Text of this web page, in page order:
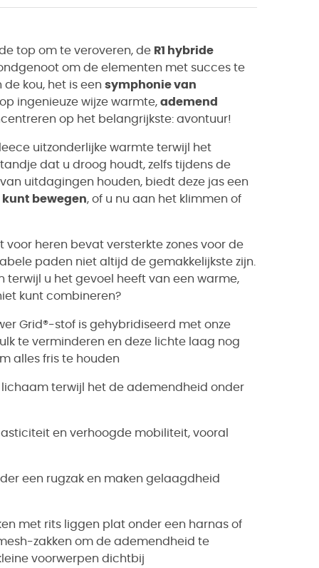
top om te veroveren, de R1 hybride
om de elementen met succes te
kou, het is een symphonie van
ingenieuze wijze warmte, ademend
op het belangrijkste: avontuur!
uitzonderlijke warmte terwijl het
dat u droog houdt, zelfs tijdens de
uitdagingen houden, biedt deze jas een
bewegen, of u nu aan het klimmen of
voor heren bevat versterkte zones voor de
paden niet altijd de gemakkelijkste zijn.
terwijl u het gevoel heeft van een warme,
kunt combineren?
Grid®-stof is gehybridiseerd met onze
te verminderen en deze lichte laag nog
alles fris te houden
terwijl het de ademendheid onder
en verhoogde mobiliteit, vooral
een rugzak en maken gelaagdheid
met rits liggen plat onder een harnas of
zakken om de ademendheid te
voorwerpen dichtbij